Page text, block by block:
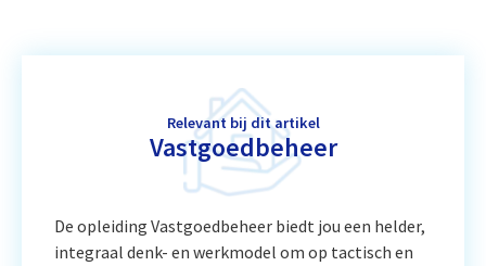
Relevant bij dit artikel
Vastgoedbeheer
De opleiding Vastgoedbeheer biedt jou een helder,
integraal denk- en werkmodel om op tactisch en